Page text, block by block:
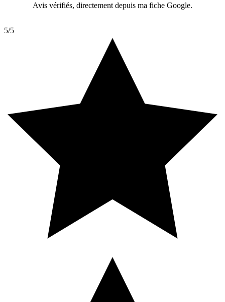
Avis vérifiés, directement depuis ma fiche Google.
5/5